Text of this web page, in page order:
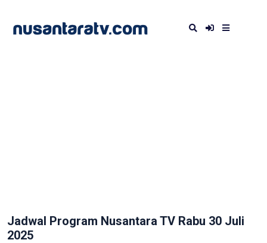
Jadwal Program Nusantara TV Rabu 30 Juli
2025